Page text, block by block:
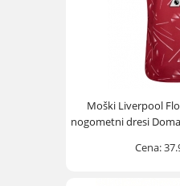
Moški Liverpool
nogometni dresi
Cena: